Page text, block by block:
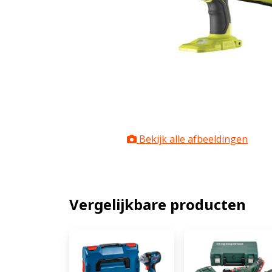
Bekijk alle afbeeldingen
Vergelijkbare producten